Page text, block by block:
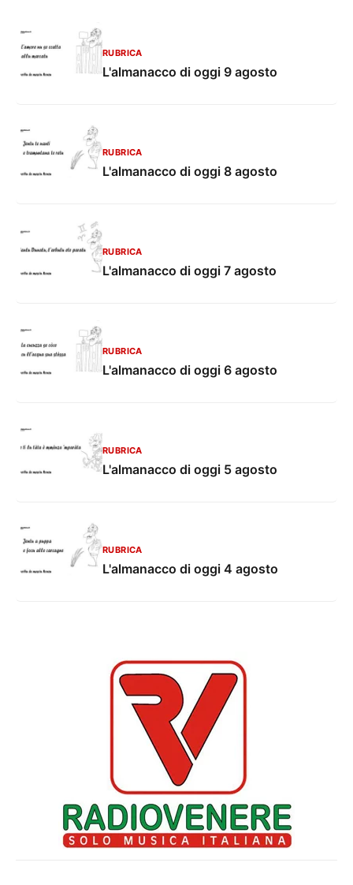
RUBRICA
L'almanacco di oggi 9 agosto
RUBRICA
L'almanacco di oggi 8 agosto
RUBRICA
L'almanacco di oggi 7 agosto
RUBRICA
L'almanacco di oggi 6 agosto
RUBRICA
L'almanacco di oggi 5 agosto
RUBRICA
L'almanacco di oggi 4 agosto